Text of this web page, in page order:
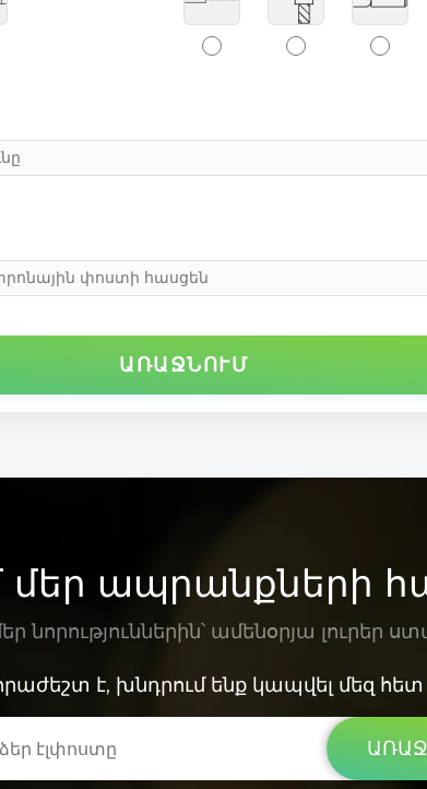
ԱՌԱՋՆՈՒՄ
մեր ապրանքների
նորություններին՝ ամենօրյա լուրեր
է, խնդրում ենք կապվել մեզ հետ